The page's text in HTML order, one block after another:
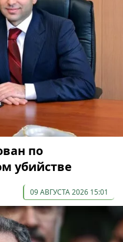
по
убийстве
09 АВГУСТА 2026 15:01